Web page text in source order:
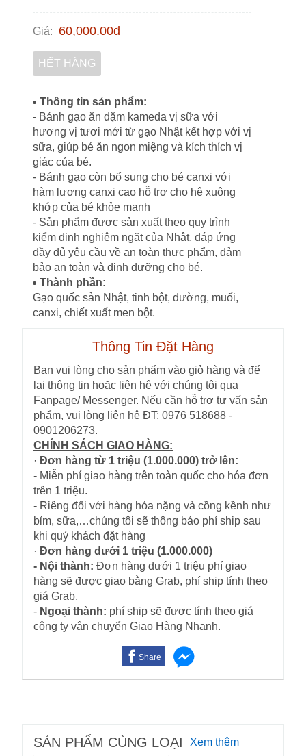
Giá: 60,000.00đ
HẾT HÀNG
Thông tin sản phẩm:
- Bánh gạo ăn dặm kameda vị sữa với
hương vị tươi mới từ gạo Nhật kết hợp với vị
sữa, giúp bé ăn ngon miệng và kích thích vị
giác của bé.
- Bánh gạo còn bổ sung cho bé canxi với
hàm lượng canxi cao hỗ trợ cho hệ xuông
khớp của bé khỏe mạnh
- Sản phẩm được sản xuất theo quy trình
kiểm định nghiêm ngặt của Nhật, đáp ứng
đầy đủ yêu cầu về an toàn thực phẩm, đảm
bảo an toàn và dinh dưỡng cho bé.
Thành phần:
Gạo quốc sản Nhật, tinh bột, đường, muối,
canxi, chiết xuất men bột.
Thông Tin Đặt Hàng
Bạn vui lòng cho sản phẩm vào giỏ hàng và để
lại thông tin hoặc liên hệ với chúng tôi qua
Fanpage/ Messenger. Nếu cần hỗ trợ tư vấn sản
phẩm, vui lòng liên hệ ĐT: 0976 518688 -
0901206273.
CHÍNH SÁCH GIAO HÀNG:
· Đơn hàng từ 1 triệu (1.000.000) trở lên:
- Miễn phí giao hàng trên toàn quốc cho hóa đơn
trên 1 triệu.
- Riêng đối với hàng hóa nặng và cồng kềnh như
bỉm, sữa,…chúng tôi sẽ thông báo phí ship sau
khi quý khách đặt hàng
· Đơn hàng dưới 1 triệu (1.000.000)
- Nội thành: Đơn hàng dưới 1 triệu phí giao
hàng sẽ được giao bằng Grab, phí ship tính theo
giá Grab.
- Ngoại thành: phí ship sẽ được tính theo giá
công ty vận chuyển Giao Hàng Nhanh.
Share
SẢN PHẨM CÙNG LOẠI Xem thêm